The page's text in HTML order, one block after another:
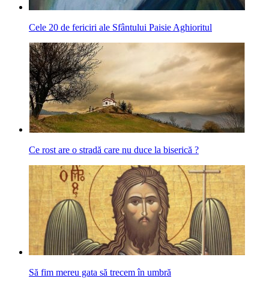
Cele 20 de fericiri ale Sfântului Paisie Aghioritul
Ce rost are o stradă care nu duce la biserică ?
Să fim mereu gata să trecem în umbră